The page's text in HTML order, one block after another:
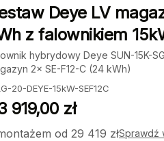
Deye LV
z falownikiem
hybrydowy Deye SUN-15K-
2× SE-F12-C (24 kWh)
20-DEYE-15kW-SEF12C
919,00 zł
od 29 419 złSprawdź